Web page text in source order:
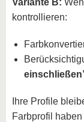
Variante B:
kontrollieren:
Ihre Profile
Farbprofil